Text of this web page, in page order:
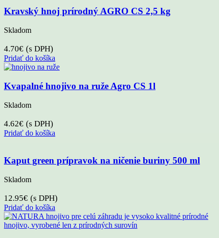
Kravský hnoj prírodný AGRO CS 2,5 kg
Skladom
4.70€ (s DPH)
Pridať do košíka
Kvapalné hnojivo na ruže Agro CS 1l
Skladom
4.62€ (s DPH)
Pridať do košíka
Kaput green prípravok na ničenie buriny 500 ml
Skladom
12.95€ (s DPH)
Pridať do košíka